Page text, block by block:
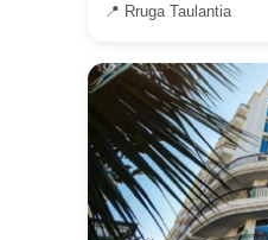
📍 Rruga Taulantia